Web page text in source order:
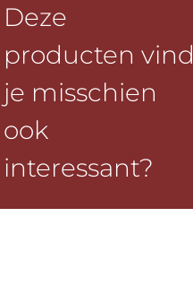
Deze
producten vind
je misschien
ook
interessant?